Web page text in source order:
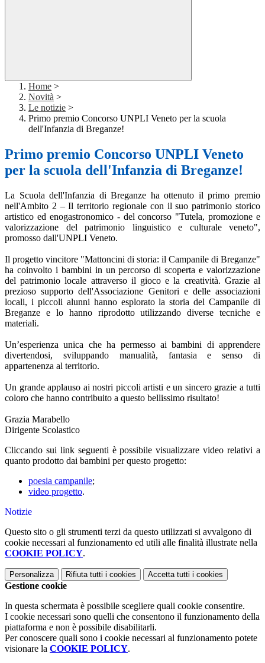
Home >
Novità >
Le notizie >
Primo premio Concorso UNPLI Veneto per la scuola
dell'Infanzia di Breganze!
Primo premio Concorso UNPLI Veneto
per la scuola dell'Infanzia di Breganze!
La Scuola dell'Infanzia di Breganze ha ottenuto il primo premio
nell'Ambito 2 – Il territorio regionale con il suo patrimonio storico
artistico ed enogastronomico - del concorso "Tutela, promozione e
valorizzazione del patrimonio linguistico e culturale veneto",
promosso dall'UNPLI Veneto.
Il progetto vincitore "Mattoncini di storia: il Campanile di Breganze"
ha coinvolto i bambini in un percorso di scoperta e valorizzazione
del patrimonio locale attraverso il gioco e la creatività. Grazie al
prezioso supporto dell'Associazione Genitori e delle associazioni
locali, i piccoli alunni hanno esplorato la storia del Campanile di
Breganze e lo hanno riprodotto utilizzando diverse tecniche e
materiali.
Un’esperienza unica che ha permesso ai bambini di apprendere
divertendosi, sviluppando manualità, fantasia e senso di
appartenenza al territorio.
Un grande applauso ai nostri piccoli artisti e un sincero grazie a tutti
coloro che hanno contribuito a questo bellissimo risultato!
Grazia Marabello
Dirigente Scolastico
Cliccando sui link seguenti è possibile visualizzare video relativi a
quanto prodotto dai bambini per questo progetto:
poesia campanile;
video progetto.
Notizie
Questo sito o gli strumenti terzi da questo utilizzati si avvalgono di
cookie necessari al funzionamento ed utili alle finalità illustrate nella
COOKIE POLICY.
Personalizza Rifiuta tutti i cookies Accetta tutti i cookies
Gestione cookie
In questa schermata è possibile scegliere quali cookie consentire.
I cookie necessari sono quelli che consentono il funzionamento della
piattaforma e non è possibile disabilitarli.
Per conoscere quali sono i cookie necessari al funzionamento potete
visionare la COOKIE POLICY.